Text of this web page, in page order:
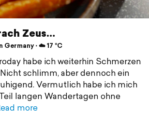
Zeus…
Germany ⋅ ☁️ 17 °C
habe ich weiterhin Schmerzen
schlimm, aber dennoch ein
Vermutlich habe ich mich
langen Wandertagen ohne
more